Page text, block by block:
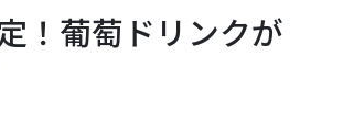
！葡萄ドリンクが